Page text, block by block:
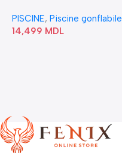
Bubble” 28446
PISCINE, Piscine gonflabile
14,499 MDL